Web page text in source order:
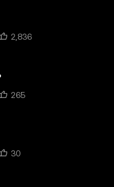
2,836
265
30